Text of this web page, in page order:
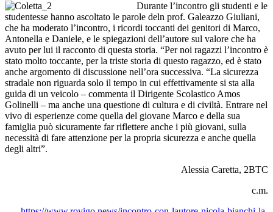
Durante l’incontro gli studenti e le
studentesse hanno ascoltato le parole deln prof. Galeazzo Giuliani,
che ha moderato l’incontro, i ricordi toccanti dei genitori di Marco,
Antonella e Daniele, e le spiegazioni dell’autore sul valore che ha
avuto per lui il racconto di questa storia. “Per noi ragazzi l’incontro è
stato molto toccante, per la triste storia di questo ragazzo, ed è stato
anche argomento di discussione nell’ora successiva. “La sicurezza
stradale non riguarda solo il tempo in cui effettivamente si sta alla
guida di un veicolo – commenta il Dirigente Scolastico Amos
Golinelli – ma anche una questione di cultura e di civiltà. Entrare nel
vivo di esperienze come quella del giovane Marco e della sua
famiglia può sicuramente far riflettere anche i più giovani, sulla
necessità di fare attenzione per la propria sicurezza e anche quella
degli altri”.
Alessia Caretta, 2BTC
c.m.